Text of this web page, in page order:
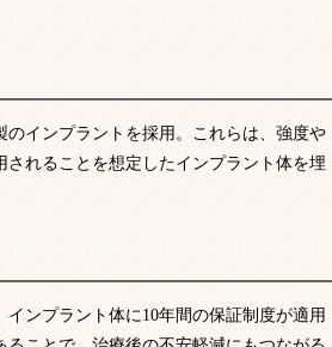
インプラントを採用。これらは、強度や
れることを想定したインプラント体を埋
ンプラント体に10年間の保証制度が適用